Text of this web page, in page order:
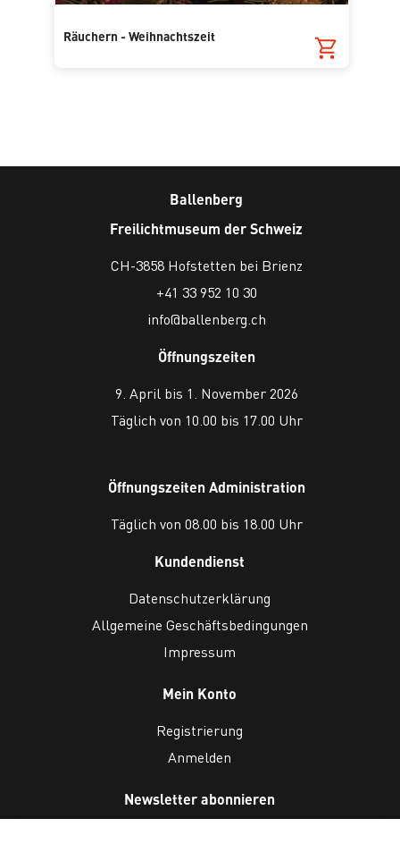
Räuchern - Weihnachtszeit
Ballenberg
Freilichtmuseum der Schweiz
CH-3858 Hofstetten bei Brienz
+41 33 952 10 30
info@ballenberg.ch
Öffnungszeiten
9. April bis 1. November 2026
Täglich von 10.00 bis 17.00 Uhr
Öffnungszeiten Administration
Täglich von 08.00 bis 18.00 Uhr
Kundendienst
Datenschutzerklärung
Allgemeine Geschäftsbedingungen
Impressum
Mein Konto
Registrierung
Anmelden
Newsletter abonnieren